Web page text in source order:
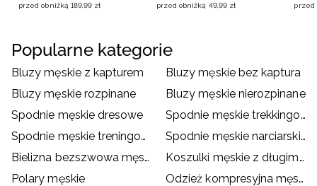
przed obniżką 189,99 zł
przed obniżką 49,99 zł
przed
Popularne kategorie
Bluzy męskie z kapturem
Bluzy męskie bez kaptura
Bluzy męskie rozpinane
Bluzy męskie nierozpinane
Spodnie męskie dresowe
Spodnie męskie trekkingowe
Spodnie męskie treningowe
Spodnie męskie narciarskie
Bielizna bezszwowa męska
Koszulki męskie z długim rękawem
Polary męskie
Odzież kompresyjna męska